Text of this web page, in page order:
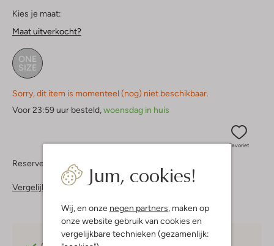
Jum, cookies!
Wij, en onze negen partners, maken op
onze website gebruik van cookies en
vergelijkbare technieken (gezamenlijk:
Kies je maat:
Maat uitverkocht?
ONE
SIZE
Sorry, dit item is momenteel (nog) niet beschikbaar.
Voor 23:59 uur besteld,woensdag in huis
Favoriet
Reserveer direct in een van onze 37 boutiques
Vergelijkbare items